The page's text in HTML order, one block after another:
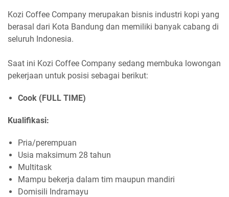
Kozi Coffee Company merupakan bisnis industri kopi yang
berasal dari Kota Bandung dan memiliki banyak cabang di
seluruh Indonesia.
Saat ini Kozi Coffee Company sedang membuka lowongan
pekerjaan untuk posisi sebagai berikut:
Cook (FULL TIME)
Kualifikasi:
Pria/perempuan
Usia maksimum 28 tahun
Multitask
Mampu bekerja dalam tim maupun mandiri
Domisili Indramayu